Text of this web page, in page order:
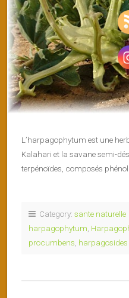
L’harpagophytum est une
Kalahari et la savane semi-
terpénoïdes, composés
Category: sante naturelle
harpagophytum
procumbens harpagosides